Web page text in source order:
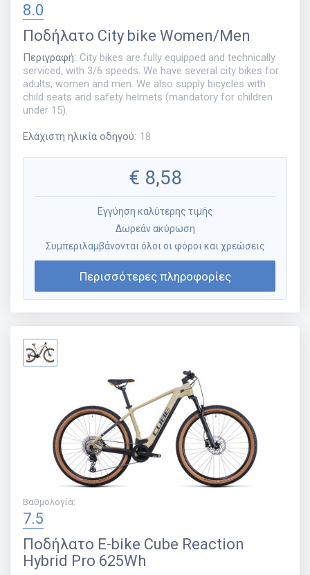
8.0
Ποδήλατο City bike Women/Men
Περιγραφή: City bikes are fully equipped and technically
serviced, with 3/6 speeds. We have several city bikes for
adults, women and men. We also supply bicycles with
child seats and safety helmets (mandatory for children
under 15).
Ελάχιστη ηλικία οδηγού: 18
€ 8,58
Εγγύηση καλύτερης τιμής
Δωρεάν ακύρωση
Συμπεριλαμβάνονται όλοι οι φόροι και χρεώσεις
Περισσότερες πληροφορίες
Βαθμολογία:
7.5
Ποδήλατο E-bike Cube Reaction
Hybrid Pro 625Wh